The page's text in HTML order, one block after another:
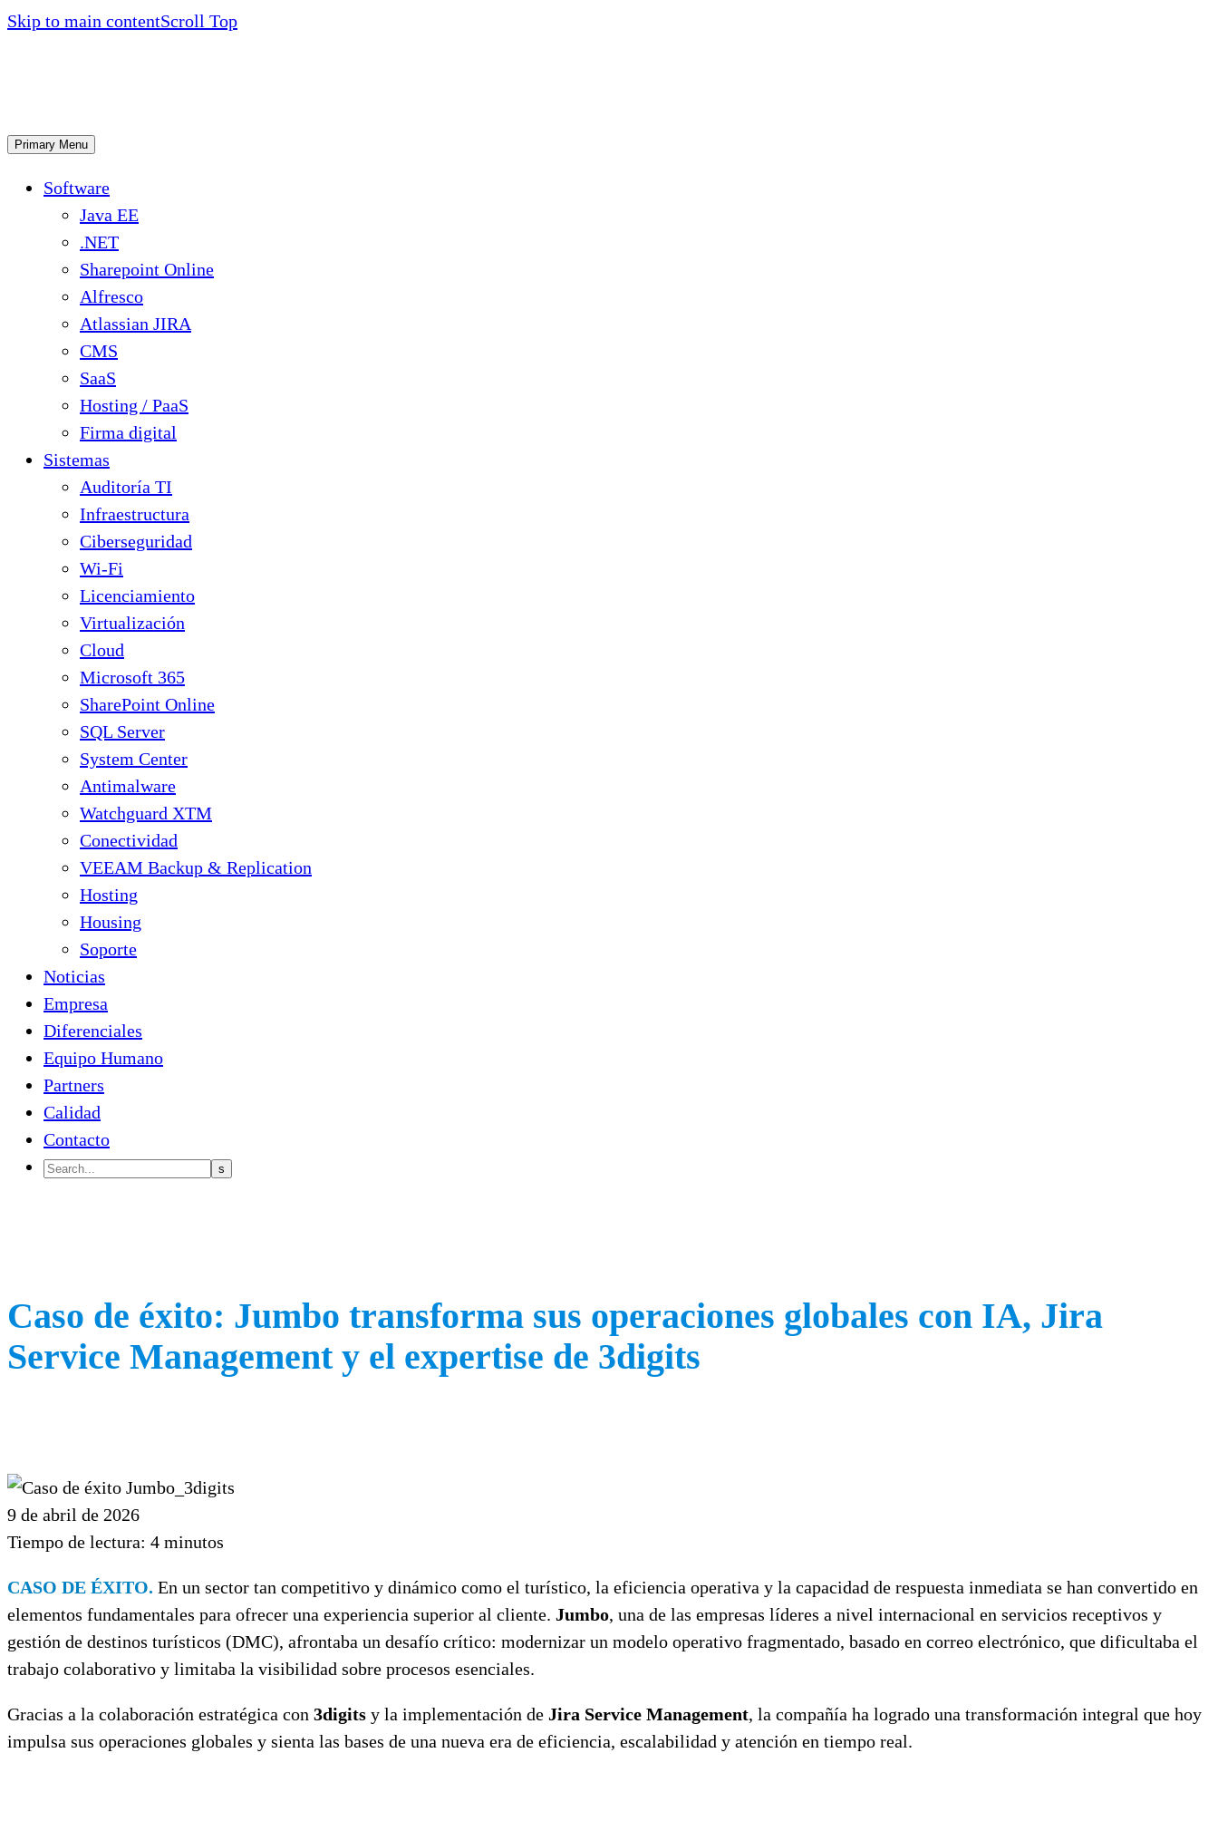
Skip to main contentScroll Top
Primary Menu
Software
Java EE
.NET
Sharepoint Online
Alfresco
Atlassian JIRA
CMS
SaaS
Hosting / PaaS
Firma digital
Sistemas
Auditoría TI
Infraestructura
Ciberseguridad
Wi-Fi
Licenciamiento
Virtualización
Cloud
Microsoft 365
SharePoint Online
SQL Server
System Center
Antimalware
Watchguard XTM
Conectividad
VEEAM Backup & Replication
Hosting
Housing
Soporte
Noticias
Empresa
Diferenciales
Equipo Humano
Partners
Calidad
Contacto
Caso de éxito: Jumbo transforma sus operaciones globales con IA, Jira
Service Management y el expertise de 3digits
9 de abril de 2026
Tiempo de lectura: 4 minutos
CASO DE ÉXITO. En un sector tan competitivo y dinámico como el turístico, la eficiencia operativa y la capacidad de respuesta inmediata se han convertido en
elementos fundamentales para ofrecer una experiencia superior al cliente. Jumbo, una de las empresas líderes a nivel internacional en servicios receptivos y
gestión de destinos turísticos (DMC), afrontaba un desafío crítico: modernizar un modelo operativo fragmentado, basado en correo electrónico, que dificultaba el
trabajo colaborativo y limitaba la visibilidad sobre procesos esenciales.
Gracias a la colaboración estratégica con 3digits y la implementación de Jira Service Management, la compañía ha logrado una transformación integral que hoy
impulsa sus operaciones globales y sienta las bases de una nueva era de eficiencia, escalabilidad y atención en tiempo real.